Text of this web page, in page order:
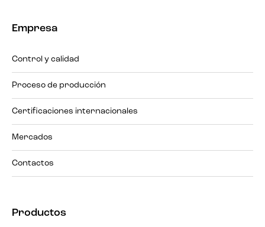
Empresa
Control y calidad
Proceso de producción
Certificaciones internacionales
Mercados
Contactos
Productos